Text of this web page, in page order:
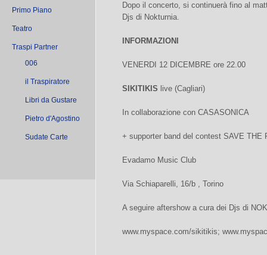
Primo Piano
Teatro
Traspi Partner
006
il Traspiratore
Libri da Gustare
Pietro d'Agostino
Sudate Carte
Dopo il concerto, si continuerà fino al
Djs di Nokturnia.
INFORMAZIONI
VENERDI 12 DICEMBRE ore 22.00
SIKITIKIS live (Cagliari)
In collaborazione con CASASONICA
+ supporter band del contest SAVE THE
Evadamo Music Club
Via Schiaparelli, 16/b , Torino
A seguire aftershow a cura dei Djs di
www.myspace.com/sikitikis;